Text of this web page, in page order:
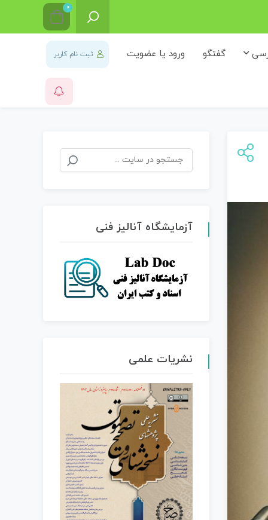
0
گفتگو ورود یا عضویت ثبت نام کاربر
آزمایشگاه آنالیز فنی
نشریات علمی